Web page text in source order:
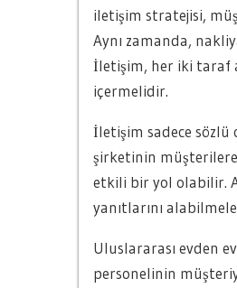
iletişim stratejisi,
Aynı zamanda,
İletişim, her iki taraf
içermelidir.
İletişim sadece sözlü
şirketinin müşterilere
etkili bir yol olabilir.
yanıtlarını
Uluslararası evden
personelinin